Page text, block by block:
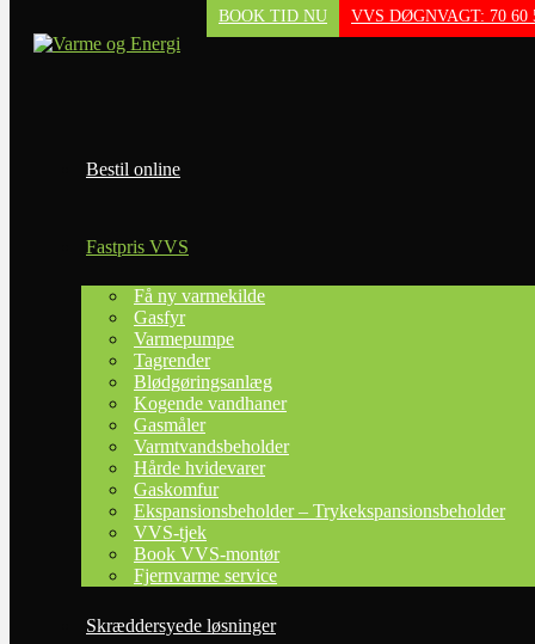
BOOK TID NU VVS DØGNVAGT: 70 60
Bestil online
Fastpris VVS
Få ny varmekilde
Gasfyr
Varmepumpe
Tagrender
Blødgøringsanlæg
Kogende vandhaner
Gasmåler
Varmtvandsbeholder
Hårde hvidevarer
Gaskomfur
Ekspansionsbeholder – Trykekspansionsbeholder
VVS-tjek
Book VVS-montør
Fjernvarme service
Skræddersyede løsninger